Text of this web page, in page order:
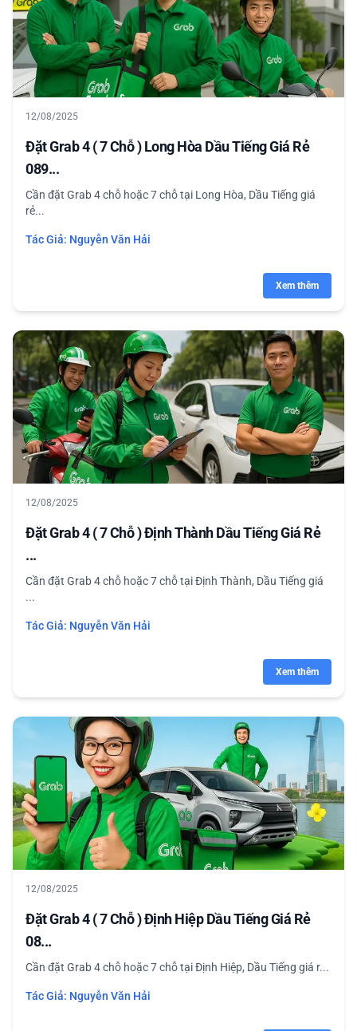
12/08/2025
Đặt Grab 4 ( 7 Chỗ ) Long Hòa Dầu Tiếng Giá Rẻ
089...
Cần đặt Grab 4 chỗ hoặc 7 chỗ tại Long Hòa, Dầu Tiếng giá
rẻ...
Tác Giả: Nguyễn Văn Hải
Xem thêm
12/08/2025
Đặt Grab 4 ( 7 Chỗ ) Định Thành Dầu Tiếng Giá Rẻ
...
Cần đặt Grab 4 chỗ hoặc 7 chỗ tại Định Thành, Dầu Tiếng giá
...
Tác Giả: Nguyễn Văn Hải
Xem thêm
12/08/2025
Đặt Grab 4 ( 7 Chỗ ) Định Hiệp Dầu Tiếng Giá Rẻ
08...
Cần đặt Grab 4 chỗ hoặc 7 chỗ tại Định Hiệp, Dầu Tiếng giá r...
Tác Giả: Nguyễn Văn Hải